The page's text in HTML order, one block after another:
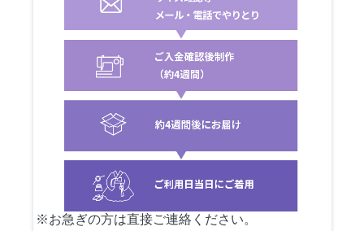
※お急ぎの方は直接ご連絡ください。